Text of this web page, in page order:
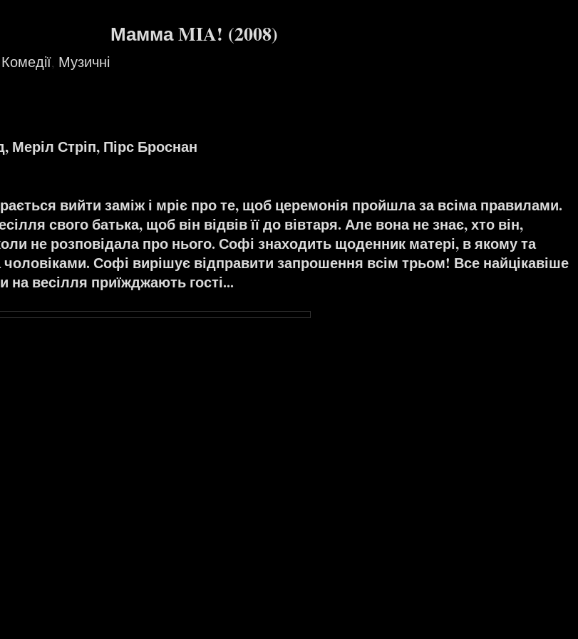
Мамма MIA! (2008)
Комедії, Музичні
Стріп, Пірс Броснан
вийти заміж і мріє про те, щоб церемонія пройшла за всіма правилами.
свого батька, щоб він відвів її до вівтаря. Але вона не знає, хто він,
не розповідала про нього. Софі знаходить щоденник матері, в якому та
Софі вирішує відправити запрошення всім трьом! Все найцікавіше
на весілля приїжджають гості...